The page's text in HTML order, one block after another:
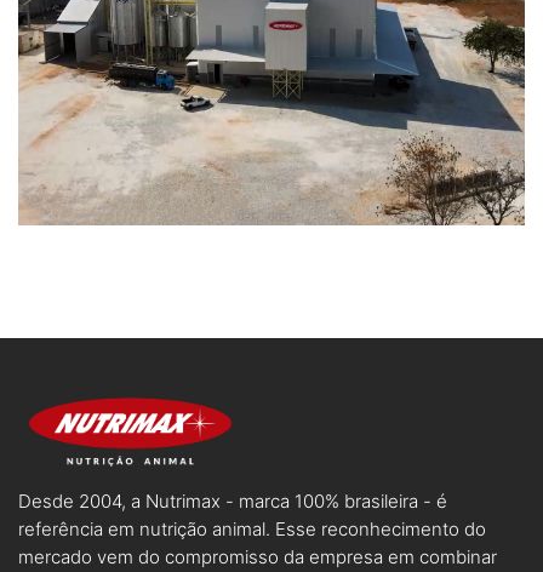
Desde 2004, a Nutrimax - marca 100% brasileira - é
referência em nutrição animal. Esse reconhecimento do
mercado vem do compromisso da empresa em combinar